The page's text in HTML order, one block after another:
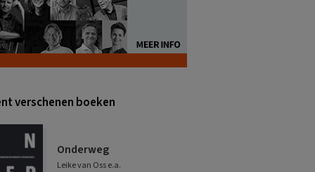
verschenen boeken
Onderweg
Leike van Oss e.a.